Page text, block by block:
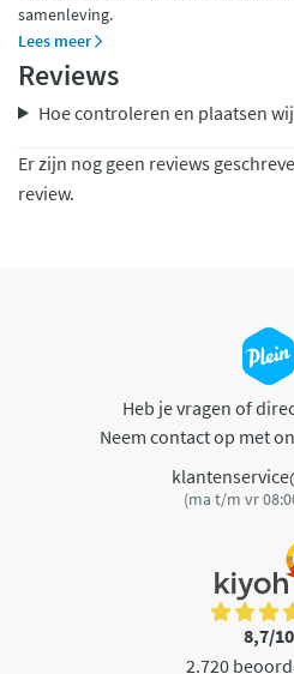
samenleving.
Lees meer
Reviews
Hoe controleren en plaatsen
Er zijn nog geen reviews
review.
Heb je vragen of
Neem contact op met
(ma t/m vr
8,7/10
2.720